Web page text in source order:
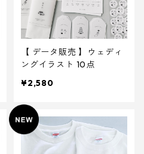
【 データ販売 】ウェディ
ングイラスト 10点
¥2,580